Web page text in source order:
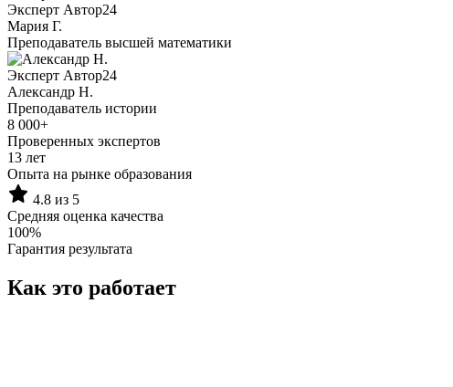
Эксперт Автор24
Мария Г.
Преподаватель высшей математики
Эксперт Автор24
Александр Н.
Преподаватель истории
8 000+
Проверенных экспертов
13 лет
Опыта на рынке образования
4.8 из 5
Средняя оценка качества
100%
Гарантия результата
Как это работает